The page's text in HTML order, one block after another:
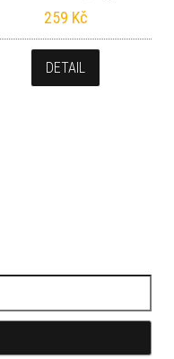
259 Kč
DETAIL